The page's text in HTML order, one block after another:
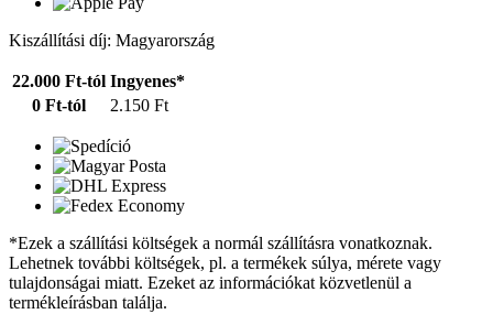
Kiszállítási díj: Magyarország
22.000 Ft-tól Ingyenes*
0 Ft-tól
2.150 Ft
*Ezek a szállítási költségek a normál szállításra vonatkoznak.
Lehetnek további költségek, pl. a termékek súlya, mérete vagy
tulajdonságai miatt. Ezeket az információkat közvetlenül a
termékleírásban találja.